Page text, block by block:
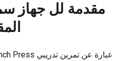
مقدمة لل جهاز